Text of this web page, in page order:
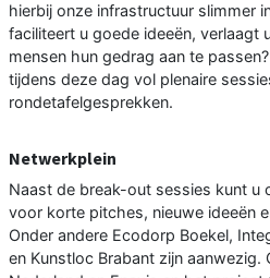
hierbij onze infrastructuur slimmer
faciliteert u goede ideeën, verlaagt
mensen hun gedrag aan te
tijdens deze dag vol plenaire
rondetafelgesprekken.
Netwerkplein
Naast de break-out sessies kunt u
voor korte pitches, nieuwe ideeën
Onder andere Ecodorp Boekel,
en Kunstloc Brabant zijn aanwezig.